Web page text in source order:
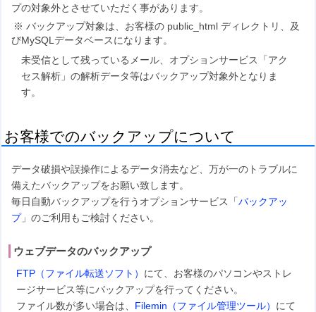
プの対象外とさせていただく事があります。
バックアップ対象は、お客様の public_html ディレクトリ、及
びMySQLデータベースになります。
未受信として残っているメール、オプションサービス「アク
セス解析」の解析データ等はバックアップ対象外となりま
す。
お客様でのバックアップについて
データ破損や誤操作によるデータ消去など、万が一のトラブルに
備えたバックアップをお願い致します。
毎日自動バックアップを行うオプションサービス「バックアッ
プ」のご利用もご検討ください。
ウェブデータのバックアップ
FTP（ファイル転送ソフト） にて、お客様のパソコンやストレ
ージサービス等にバックアップを行ってください。
ファイル数が多い場合は、 Filemin（ファイル管理ツール） にて